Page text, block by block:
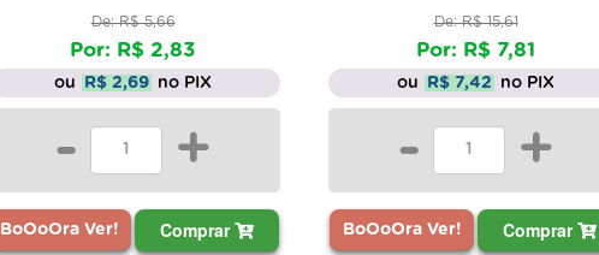
De: R$ 5,66
Por: R$ 2,83
ou R$ 2,69 no PIX
- +
BoOoOra Ver! Comprar
De: R$ 15,61
Por: R$ 7,81
ou R$ 7,42 no PIX
- +
BoOoOra Ver! Comprar